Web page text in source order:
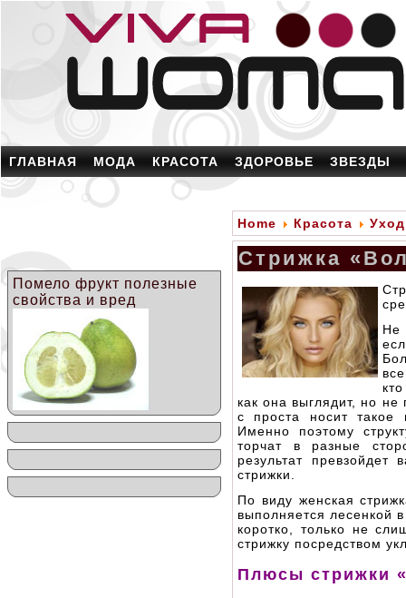
ГЛАВНАЯ МОДА КРАСОТА ЗДОРОВЬЕ ЗВЕЗДЫ
Помело фрукт полезные
свойства и вред
Home Красота
Стрижка
Не
как она выглядит, но
с проста носит такое
Именно поэтому
торчат в разные
результат
стрижки.
По виду женская
выполняется лесенкой
коротко, только не
стрижку посредством
Плюсы стрижки